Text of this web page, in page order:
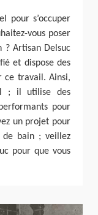
pour s’occuper
vous poser
? Artisan Delsuc
et dispose des
ce travail. Ainsi,
; il utilise des
pour
un projet pour
de bain ; veillez
pour que vous